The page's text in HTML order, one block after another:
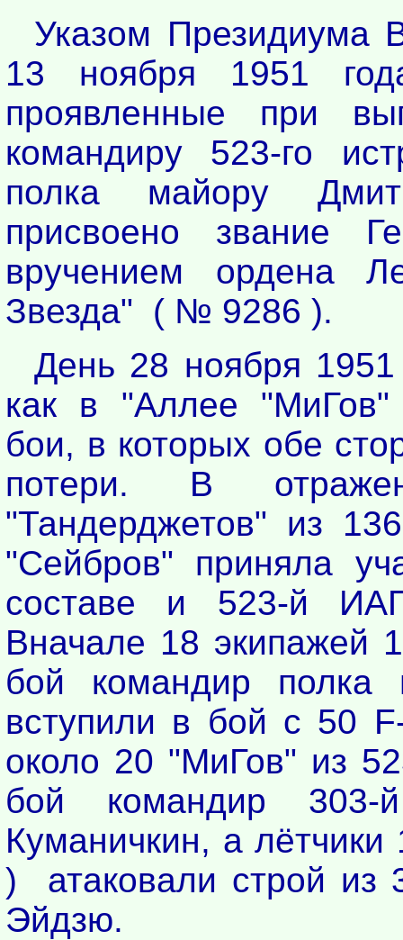
Указом Президиума
13 ноября 1951
проявленные при
командиру 523-го
полка майору
присвоено звание
вручением ордена
Звезда" ( № 9286 ).
День 28 ноября
как в "Аллее "МиГов"
бои, в которых обе
потери. В
"Тандерджетов" из
"Сейбров" приняла
составе и 523-й
Вначале 18 экипажей
бой командир полка
вступили в бой с 50
около 20 "МиГов" из
бой командир
Куманичкин, а
) атаковали строй из
Эйдзю.